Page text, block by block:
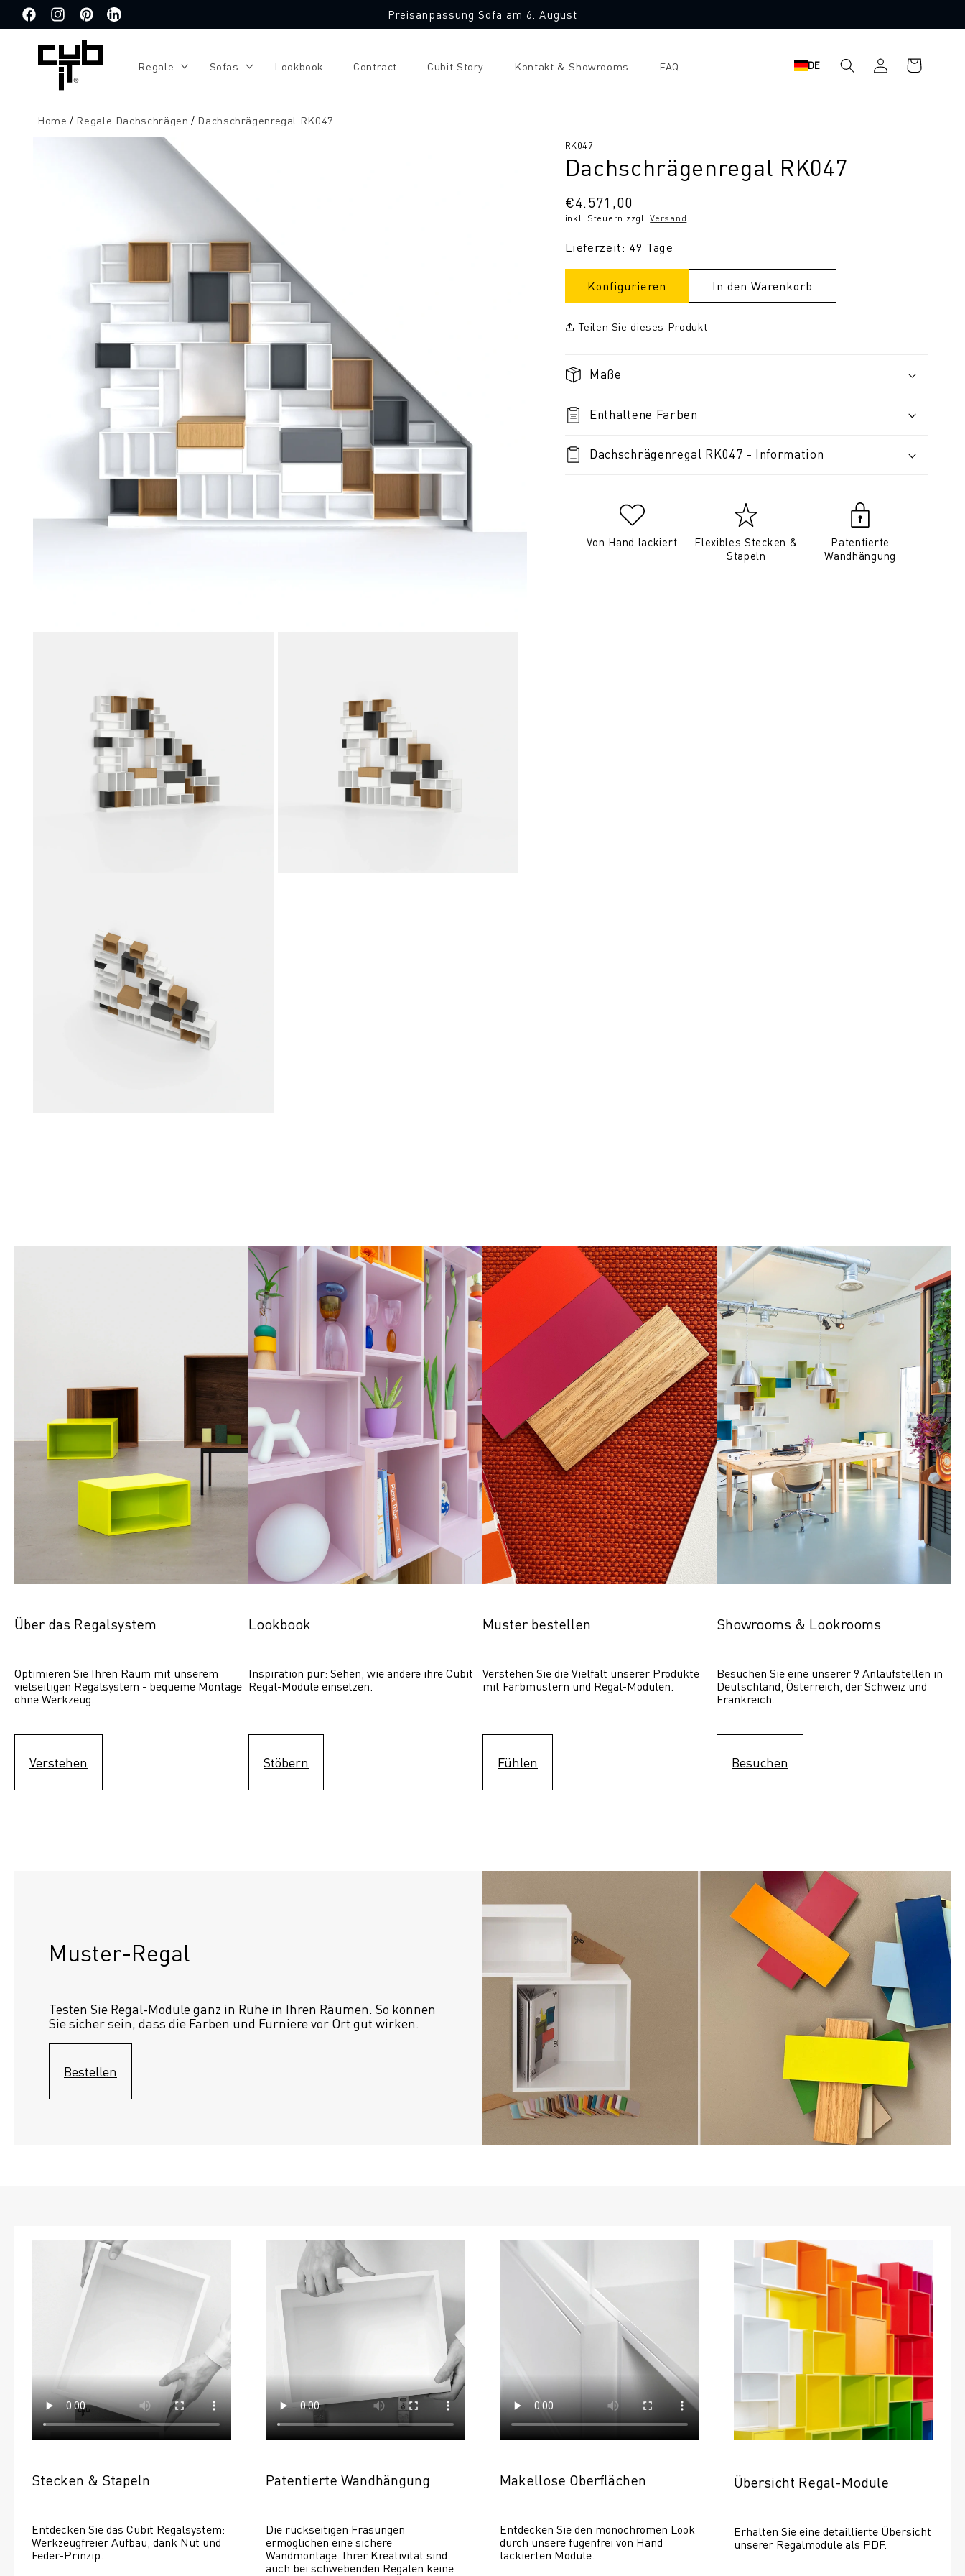
zum
Inhalt
FacebookInstagramPinterestTranslation
Preisanpassung Sofa am 6. August
Regale Sofas Lookbook Contract Cubit Story Kontakt & Showrooms FAQ DE EinloggenWarenkorb
Home Regale Dachschrägen Dachschrägenregal RK047
SKU:
RK047
Dachschrägenregal RK047
Normaler
Preis
€4.571,00
inkl. Steuern zzgl.Versand.
Lieferzeit: 49 Tage
Konfigurieren In den Warenkorb
Teilen Sie dieses Produkt
Maße
Enthaltene Farben
Dachschrägenregal RK047 - Information
Von Hand lackiert
Flexibles Stecken &
Stapeln
Patentierte
Wandhängung
Über das Regalsystem
Optimieren Sie Ihren Raum mit unserem
vielseitigen Regalsystem - bequeme Montage
ohne Werkzeug.
Verstehen
Lookbook
Inspiration pur: Sehen, wie andere ihre Cubit
Regal-Module einsetzen.
Stöbern
Muster bestellen
Verstehen Sie die Vielfalt unserer Produkte
mit Farbmustern und Regal-Modulen.
Fühlen
Showrooms & Lookrooms
Besuchen Sie eine unserer 9 Anlaufstellen in
Deutschland, Österreich, der Schweiz und
Frankreich.
Besuchen
Muster-Regal
Testen Sie Regal-Module ganz in Ruhe in Ihren Räumen. So können
Sie sicher sein, dass die Farben und Furniere vor Ort gut wirken.
Bestellen
Stecken & Stapeln
Entdecken Sie das Cubit Regalsystem:
Werkzeugfreier Aufbau, dank Nut und
Feder-Prinzip.
Patentierte Wandhängung
Die rückseitigen Fräsungen
ermöglichen eine sichere
Wandmontage. Ihrer Kreativität sind
auch bei schwebenden Regalen keine
Makellose Oberflächen
Entdecken Sie den monochromen Look
durch unsere fugenfrei von Hand
lackierten Module.
Übersicht Regal-Module
Erhalten Sie eine detaillierte Übersicht
unserer Regalmodule als PDF.